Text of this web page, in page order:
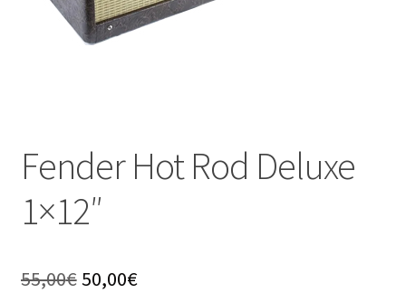
Fender Hot Rod Deluxe
1×12″
55,00€El
50,00€El